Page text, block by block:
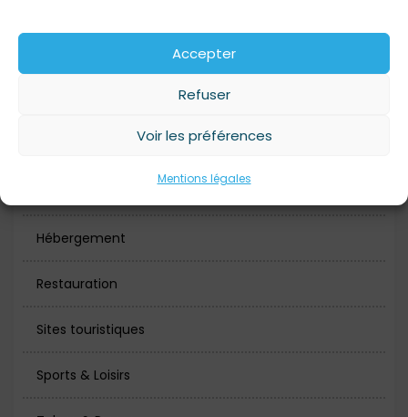
Accepter
Refuser
Voir les préférences
Mentions légales
Bien-être, Beauté & Santé
Hébergement
Restauration
Sites touristiques
Sports & Loisirs